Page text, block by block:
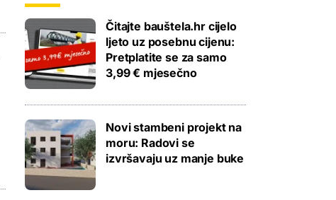
Čitajte bauštela.hr cijelo
ljeto uz posebnu cijenu:
Pretplatite se za samo
3,99 € mjesečno
Novi stambeni projekt na
moru: Radovi se
izvršavaju uz manje buke